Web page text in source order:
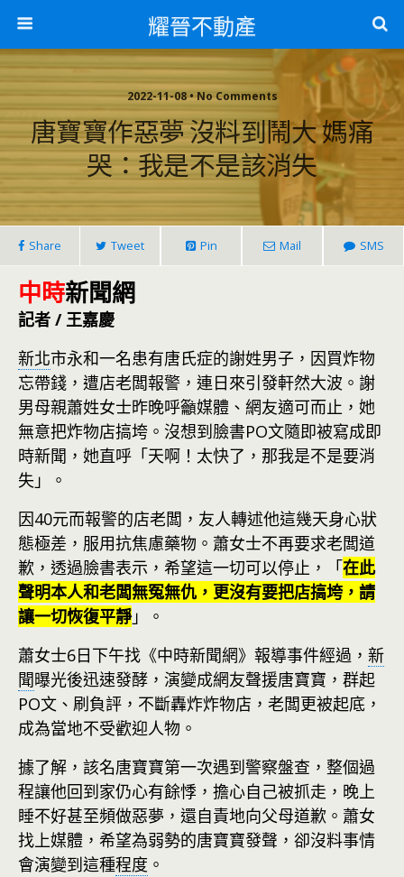
耀晉不動產
2022-11-08 • No Comments
唐寶寶作惡夢 沒料到鬧大 媽痛
哭：我是不是該消失
Share Tweet Pin Mail SMS
中時新聞網
記者 / 王嘉慶
新北市永和一名患有唐氏症的謝姓男子，因買炸物
忘帶錢，遭店老闆報警，連日來引發軒然大波。謝
男母親蕭姓女士昨晚呼籲媒體、網友適可而止，她
無意把炸物店搞垮。沒想到臉書PO文隨即被寫成即
時新聞，她直呼「天啊！太快了，那我是不是要消
失」。
因40元而報警的店老闆，友人轉述他這幾天身心狀
態極差，服用抗焦慮藥物。蕭女士不再要求老闆道
歉，透過臉書表示，希望這一切可以停止，「在此
聲明本人和老闆無冤無仇，更沒有要把店搞垮，請
讓一切恢復平靜」。
蕭女士6日下午找《中時新聞網》報導事件經過， 新
聞曝光後迅速發酵，演變成網友聲援唐寶寶，群起
PO文、刷負評，不斷轟炸炸物店，老闆更被起底，
成為當地不受歡迎人物。
據了解，該名唐寶寶第一次遇到警察盤查，整個過
程讓他回到家仍心有餘悸，擔心自己被抓走，晚上
睡不好甚至頻做惡夢，還自責地向父母道歉。蕭女
找上媒體，希望為弱勢的唐寶寶發聲，卻沒料事情
會演變到這種程度 。